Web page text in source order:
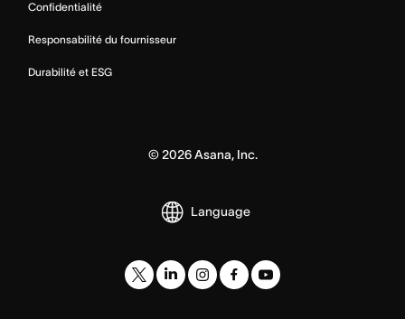
Confidentialité
Responsabilité du fournisseur
Durabilité et ESG
©2026Asana, Inc.
Language